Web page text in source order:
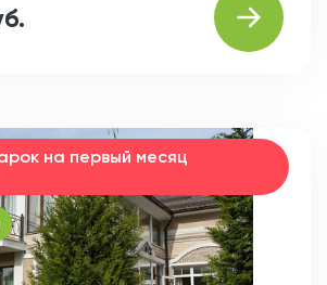
на первый месяц